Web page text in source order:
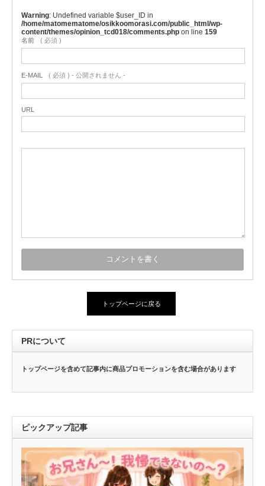
Warning : Undefined variable $user_ID in
/home/matomematome/osikkoomorasi.com/public_html/wp-
content/themes/opinion_tcd018/comments.php on line 159
名前 ( 必須 )
E-MAIL ( 必須 ) - 公開されません -
URL
トップページに戻る
PRについて
トップページを含めて記事内に商品プロモーションを含む場合があります
ピックアップ記事